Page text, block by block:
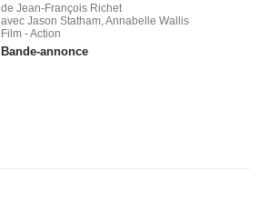
de Jean-François Richet
avec Jason Statham, Annabelle Wallis
Film - Action
Bande-annonce